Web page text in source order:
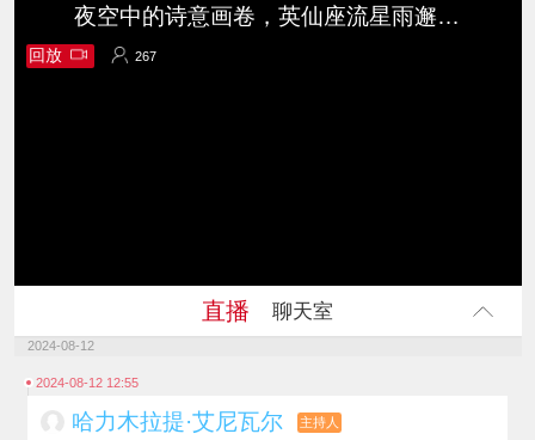
回放 267
夜空中的诗意画卷，英仙座流星雨邂逅托克逊县天山红河谷浪漫星空！
直播 聊天室
2024-08-12
2024-08-12 12:55
哈力木拉提·艾尼瓦尔 主持人